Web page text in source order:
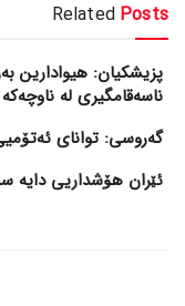
Related Posts
پزیشکیان: هیوادارین
ناسەقامگیری لە ناوچەکە
گەروسی: توانای
ئێران هۆشداریی دایە